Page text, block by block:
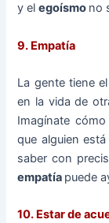
y elegoísmo no
9. Empatía
La gente tiene
en la vida de
Imagínate
que alguien
saber con
empatía puede
10. Estar de